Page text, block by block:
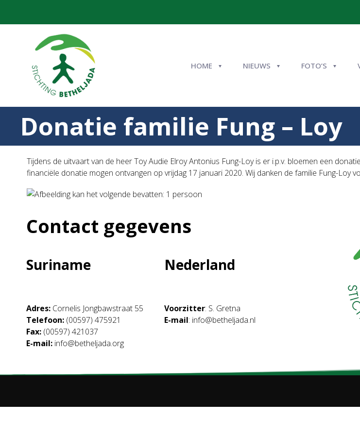
HOME NIEUWS FOTO’S
Donatie familie Fung – Loy
Tijdens de uitvaart van de heer Toy Audie Elroy Antonius Fung-Loy is er i.p.v. bloemen een
financiële donatie mogen ontvangen op vrijdag 17 januari 2020. Wij danken de familie Fung-Loy
Contact gegevens
Suriname
Adres: Cornelis Jongbawstraat 55
Telefoon: (00597) 475921
Fax: (00597) 421037
E-mail: info@betheljada.org
Nederland
Voorzitter: S. Gretna
E-mail: info@betheljada.nl
Copyright © 2025 Stichting Betheljada | All rights reserved |